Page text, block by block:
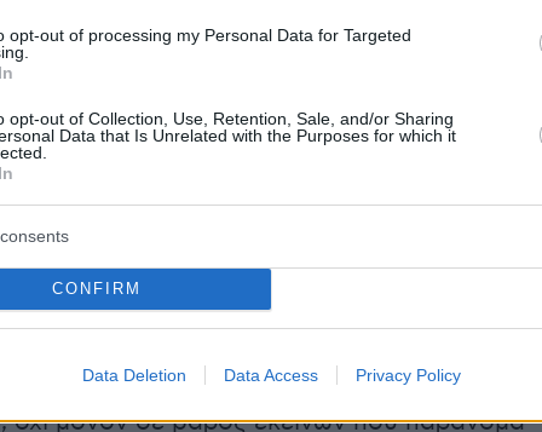
opt-out of processing my Personal Data for Targeted
opt-out of Collection, Use, Retention, Sale, and/or Sharing
Data that Is Unrelated with the Purposes for which it
CONFIRM
Data Deletion Data Access Privacy Policy
εκατοντάδες εκατομμύρια ευρώ για
καλλιεργειών, βοσκότοπων κ.λπ.
έχουν ήδη ασκηθεί ποινικές διώξεις σε
Το μεγάλο πάρτι εντοπίζεται σε πολύ υψηλά
περιοχή της Κρήτης, καθώς «πάνω από το
νόμιμων επιδοτήσεων, αφορά στην Κρήτη».
συνεχίζονται και κινούνται προς κάθε
όχι μόνον σε βάρος εκείνων που παράνομα